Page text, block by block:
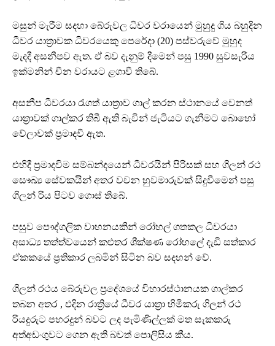
මසුන් මැරීම සදහා බේරුවල ධීවර වරායෙන් මුහුදු ගිය බහුදින
ධීවර යාත්‍රාවක ධිවරයෙකු පෙරේදා (20) පස්වරුවේ මුහුද
මැදදී අසනීපව ඇත. ඒ බව දැනුම් දීමෙන් පසු 1990 සුවසැරිය
ඉක්මනින් චීන වරායට ළගාවී තිබේ.
අසනීප ධීවරයා රැගත් යාත්‍රාව ගාල් කරන ස්ථානයේ වෙනත්
යාත්‍රාවක් ගාල්කර තිබී ඇති බැවින් ජැටියට ගැනීමට බොහෝ
වේලාවක් ප්‍රමාදවී ඇත.
එහිදී ප්‍රමාදවිම සම්බන්දයෙන් ධීවරයින් පිරිසක් සහ ගිලන් රථ
සෞඛ්‍ය සේවකයින් අතර වචන හුවමාරුවක් සිදුවීමෙන් පසු
ගිලන්‍ රිය පිටව ගොස් තිබේ.
පසුව පෞද්ගලික වාහනයකින් රෝහල් ගතකල ධීවරයා
අසාධ්‍ය තත්ත්වයෙන් කළුතර ශීක්ෂණ රෝහලේ දැඩි සත්කාර
ඒකකයේ ප්‍රතිකාර ලබමින් සිටින බව සදහන් වේ.
ගිලන් රථය බේරුවල ප්‍රදේශයේ විහාරස්ථානයක ගාල්කර
තබන අතර , එදින රාත්‍රියේ ධීවර යාත්‍රා හිමිකරු ගිලන් රථ
රියදුරුට පහරදුන් බවට ලද පැමිණිල්ලක් මත සැකකරු
අත්අඩංගුවට ගෙන ඇති බවත් පොලිසිය කීය.